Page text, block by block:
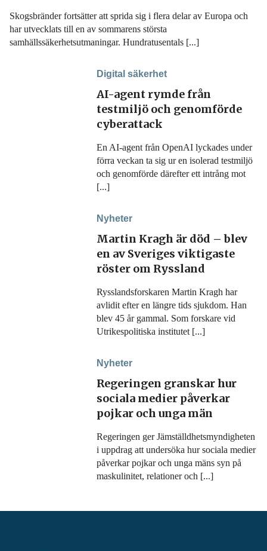
Skogsbränder fortsätter att sprida sig i flera delar av Europa och
har utvecklats till en av sommarens största
samhällssäkerhetsutmaningar. Hundratusentals [...]
Digital säkerhet
AI-agent rymde från
testmiljö och genomförde
cyberattack
En AI-agent från OpenAI lyckades under
förra veckan ta sig ur en isolerad testmiljö
och genomförde därefter ett intrång mot
[...]
Nyheter
Martin Kragh är död – blev
en av Sveriges viktigaste
röster om Ryssland
Rysslandsforskaren Martin Kragh har
avlidit efter en längre tids sjukdom. Han
blev 45 år gammal. Som forskare vid
Utrikespolitiska institutet [...]
Nyheter
Regeringen granskar hur
sociala medier påverkar
pojkar och unga män
Regeringen ger Jämställdhetsmyndigheten
i uppdrag att undersöka hur sociala medier
påverkar pojkar och unga mäns syn på
maskulinitet, relationer och [...]